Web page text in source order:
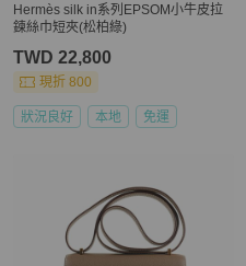
Hermès silk in系列EPSOM小牛皮拉
鍊絲巾短夾(松柏綠)
TWD 22,800
現折 800
狀況良好 本地 免運